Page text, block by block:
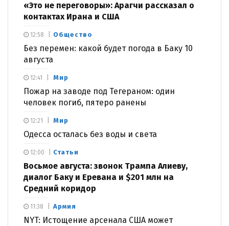
«Это не переговоры»: Арагчи рассказал о
контактах Ирана и США
Общество
Без перемен: какой будет погода в Баку 10
августа
12:58
Мир
Пожар на заводе под Тегераном: один
человек погиб, пятеро ранены
12:41
Мир
Одесса осталась без воды и света
12:21
Статьи
Восьмое августа: звонок Трампа Алиеву,
диалог Баку и Еревана и $201 млн на
Средний коридор
12:00
Армия
NYT: Истощение арсенала США может
11:38